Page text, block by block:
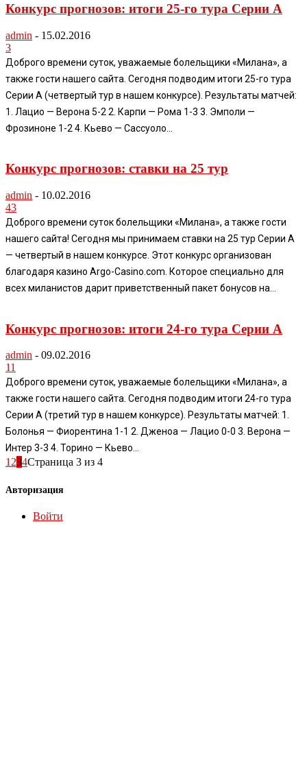
Конкурс прогнозов: итоги 25-го тура Серии А
admin - 15.02.2016
3
Доброго времени суток, уважаемые болельщики «Милана», а
также гости нашего сайта. Сегодня подводим итоги 25-го тура
Серии А (четвертый тур в нашем конкурсе). Результаты матчей:
1. Лацио — Верона 5-2 2. Карпи — Рома 1-3 3. Эмполи —
Фрозиноне 1-2 4. Кьево — Сассуоло...
Конкурс прогнозов: ставки на 25 тур
admin - 10.02.2016
43
Доброго времени суток болельщики «Милана», а также гости
нашего сайта! Сегодня мы принимаем ставки на 25 тур Серии А
— четвертый в нашем конкурсе. Этот конкурс организован
благодаря казино Argo-Casino.com. Которое специально для
всех миланистов дарит приветственный пакет бонусов на...
Конкурс прогнозов: итоги 24-го тура Серии А
admin - 09.02.2016
11
Доброго времени суток, уважаемые болельщики «Милана», а
также гости нашего сайта. Сегодня подводим итоги 24-го тура
Серии А (третий тур в нашем конкурсе). Результаты матчей: 1.
Болонья — Фиорентина 1-1 2. Дженоа — Лацио 0-0 3. Верона —
Интер 3-3 4. Торино — Кьево...
1234Страница 3 из 4
Авторизация
Войти